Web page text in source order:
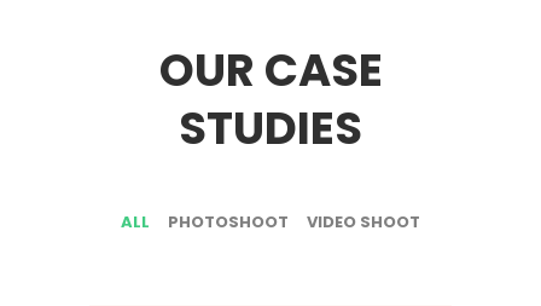
OUR CASE
STUDIES
ALL PHOTOSHOOT VIDEO SHOOT